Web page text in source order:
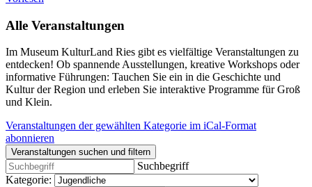
Alle Veranstaltungen
Im Museum KulturLand Ries gibt es vielfältige Veranstaltungen zu
entdecken! Ob spannende Ausstellungen, kreative Workshops oder
informative Führungen: Tauchen Sie ein in die Geschichte und
Kultur der Region und erleben Sie interaktive Programme für Groß
und Klein.
Veranstaltungen der gewählten Kategorie im iCal-Format
abonnieren
Veranstaltungen suchen und filtern
Suchbegriff
Kategorie: